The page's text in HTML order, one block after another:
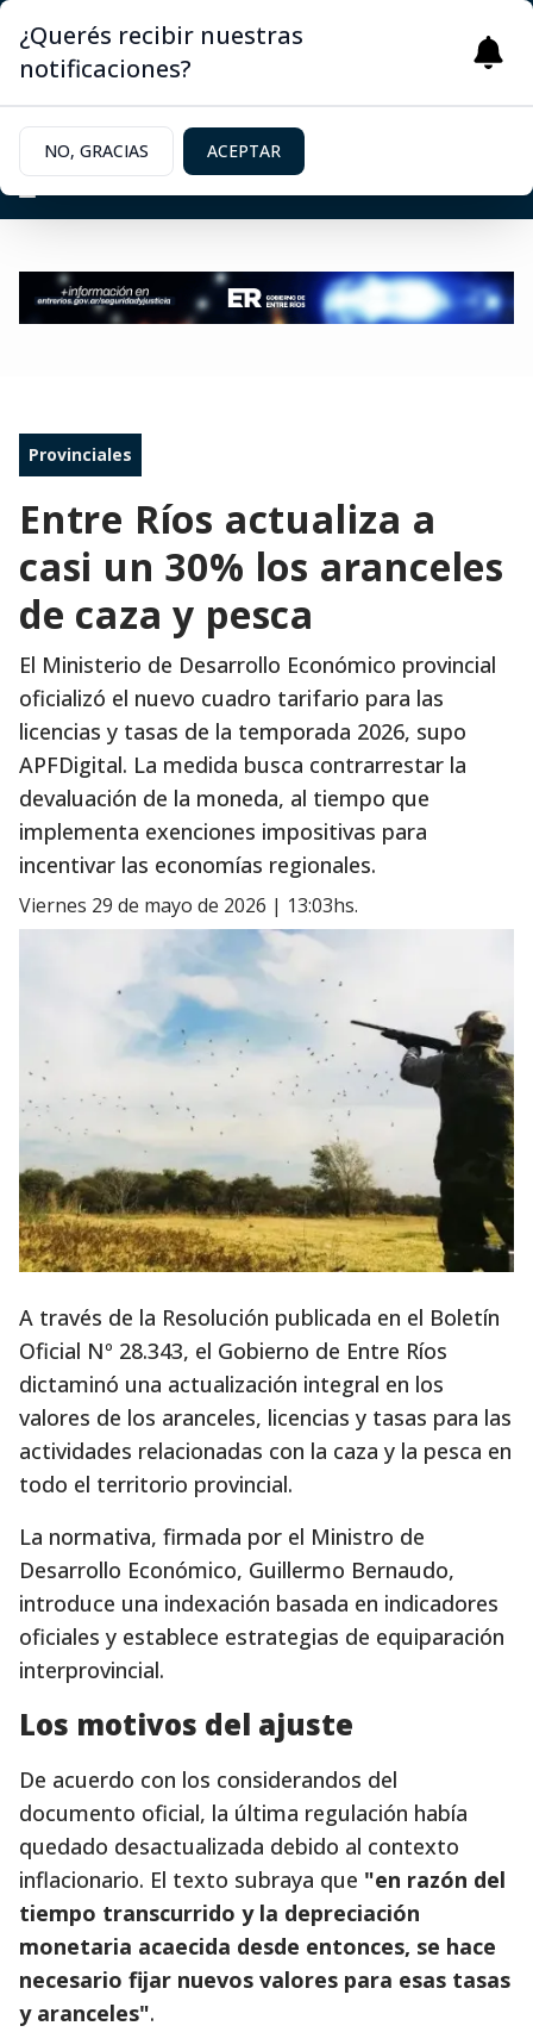
Provinciales
Entre Ríos actualiza a
casi un 30% los aranceles
de caza y pesca
El Ministerio de Desarrollo Económico provincial
oficializó el nuevo cuadro tarifario para las
licencias y tasas de la temporada 2026, supo
APFDigital. La medida busca contrarrestar la
devaluación de la moneda, al tiempo que
implementa exenciones impositivas para
incentivar las economías regionales.
viernes 29 de mayo de 2026 | 13:03hs.
A través de la Resolución publicada en el Boletín
Oficial Nº 28.343, el Gobierno de Entre Ríos
dictaminó una actualización integral en los
valores de los aranceles, licencias y tasas para las
actividades relacionadas con la caza y la pesca en
todo el territorio provincial.
La normativa, firmada por el Ministro de
Desarrollo Económico, Guillermo Bernaudo,
introduce una indexación basada en indicadores
oficiales y establece estrategias de equiparación
interprovincial.
Los motivos del ajuste
De acuerdo con los considerandos del
documento oficial, la última regulación había
quedado desactualizada debido al contexto
inflacionario. El texto subraya que "en razón del
tiempo transcurrido y la depreciación
monetaria acaecida desde entonces, se hace
necesario fijar nuevos valores para esas tasas
y aranceles".
¿Querés recibir nuestras
notificaciones?
NO, GRACIAS ACEPTAR